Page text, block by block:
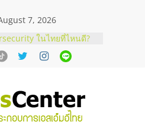
7, 2026
ในไทยที่ไหนดี?
ริการให้คุ้มค่าและตอบ
น์ โอกาสบริหารสถานี
Shell
แฟรนไชส์ยอนนี่